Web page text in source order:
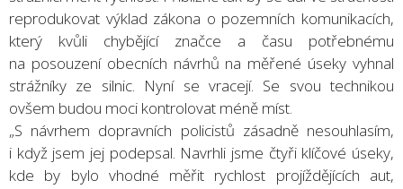
reprodukovat výklad zákona o pozemních komunikacích,
který kvůli chybějící značce a času potřebnému
na posouzení obecních návrhů na měřené úseky vyhnal
strážníky ze silnic. Nyní se vracejí. Se svou technikou
ovšem budou moci kontrolovat méně míst.
„S návrhem dopravních policistů zásadně nesouhlasím,
i když jsem jej podepsal. Navrhli jsme čtyři klíčové úseky,
kde by bylo vhodné měřit rychlost projíždějících aut,